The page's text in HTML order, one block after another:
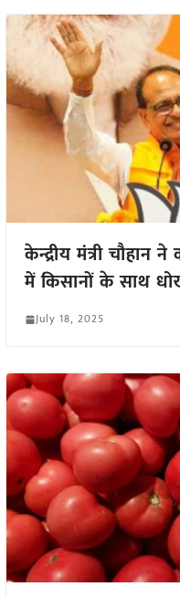
केन्द्रीय मंत्री चौहान
में किसानों के साथ
July 18, 2025